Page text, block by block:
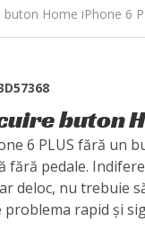
buton Home iPhone 6
buton
6 PLUS fără un
fără pedale.
deloc, nu trebuie
problema rapid și